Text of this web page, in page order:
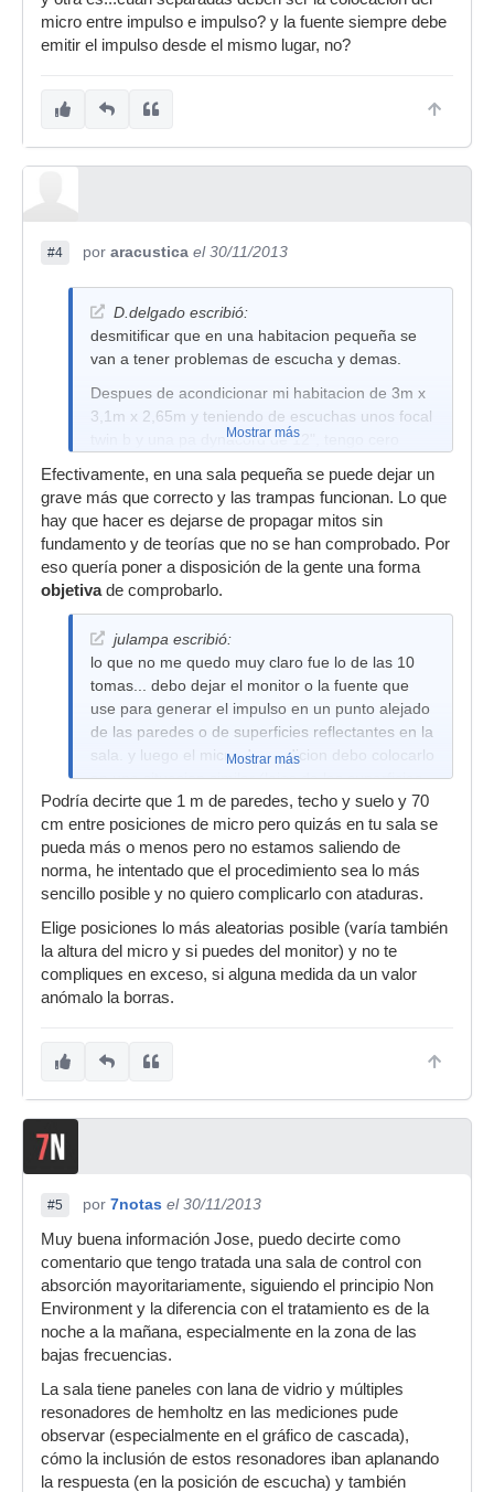
micro entre impulso e impulso? y la fuente siempre debe
emitir el impulso desde el mismo lugar, no?
#4 por aracustica el 30/11/2013
D.delgado escribió:
desmitificar que en una habitacion pequeña se
van a tener problemas de escucha y demas.
Despues de acondicionar mi habitacion de 3m x
3,1m x 2,65m y teniendo de escuchas unos focal
twin b y una pa dynacord de 12", tengo cero
perfecta, mi trabajo me ha costado conseguirlo.
Mostrar más
Efectivamente, en una sala pequeña se puede dejar un
grave más que correcto y las trampas funcionan. Lo que
hay que hacer es dejarse de propagar mitos sin
fundamento y de teorías que no se han comprobado. Por
eso quería poner a disposición de la gente una forma
objetivade comprobarlo.
julampa escribió:
lo que no me quedo muy claro fue lo de las 10
tomas... debo dejar el monitor o la fuente que
use para generar el impulso en un punto alejado
de las paredes o de superficies reflectantes en la
sala. y luego el micro de medicion debo colocarlo
en una situacion similar (lejos de las superficies
reflectantes) pero a su vez lejos de la fuente?
y otra es...cuan separadas deben ser la
colocacion del micro entre impulso e impulso? y
la fuente siempre debe emitir el impulso desde el
mismo lugar, no?
Mostrar más
Podría decirte que 1 m de paredes, techo y suelo y 70
cm entre posiciones de micro pero quizás en tu sala se
pueda más o menos pero no estamos saliendo de
norma, he intentado que el procedimiento sea lo más
sencillo posible y no quiero complicarlo con ataduras.
Elige posiciones lo más aleatorias posible (varía también
la altura del micro y si puedes del monitor) y no te
compliques en exceso, si alguna medida da un valor
anómalo la borras.
#5 por 7notas el 30/11/2013
Muy buena información Jose, puedo decirte como
comentario que tengo tratada una sala de control con
absorción mayoritariamente, siguiendo el principio Non
Environment y la diferencia con el tratamiento es de la
noche a la mañana, especialmente en la zona de las
bajas frecuencias.
La sala tiene paneles con lana de vidrio y múltiples
resonadores de hemholtz en las mediciones pude
observar (especialmente en el gráfico de cascada),
cómo la inclusión de estos resonadores iban aplanando
la respuesta (en la posición de escucha) y también